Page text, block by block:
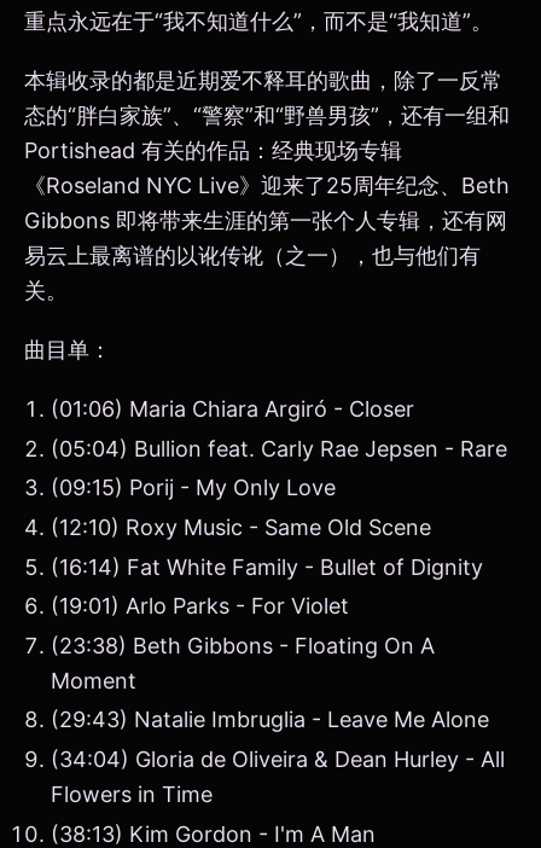
重点永远在于“我不知道什么”，而不是“我知道”。
本辑收录的都是近期爱不释耳的歌曲，除了一反常
态的“胖白家族”、“警察”和“野兽男孩”，还有一组和
Portishead 有关的作品：经典现场专辑
《Roseland NYC Live》迎来了25周年纪念、Beth
Gibbons 即将带来生涯的第一张个人专辑，还有网
易云上最离谱的以讹传讹（之一），也与他们有
关。
曲目单：
(01:06) Maria Chiara Argiró - Closer
(05:04) Bullion feat. Carly Rae Jepsen - Rare
(09:15) Porij - My Only Love
(12:10) Roxy Music - Same Old Scene
(16:14) Fat White Family - Bullet of Dignity
(19:01) Arlo Parks - For Violet
(23:38) Beth Gibbons - Floating On A
Moment
(29:43) Natalie Imbruglia - Leave Me Alone
(34:04) Gloria de Oliveira & Dean Hurley - All
Flowers in Time
(38:13) Kim Gordon - I'm A Man